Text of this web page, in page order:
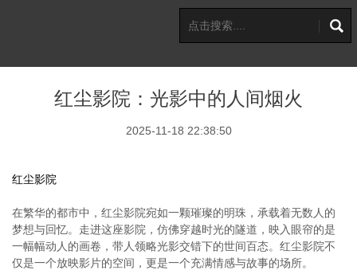
红尘影院：光影中的人间烟火
2025-11-18 22:38:50
红尘影院
在繁华的都市中，红尘影院宛如一颗璀璨的明珠，承载着无数人的
梦想与回忆。走进这座影院，仿佛穿越时光的隧道，映入眼帘的是
一幅幅动人的画卷，带人领略光影交错下的世间百态。红尘影院不
仅是一个放映影片的空间，更是一个充满情感与故事的场所。